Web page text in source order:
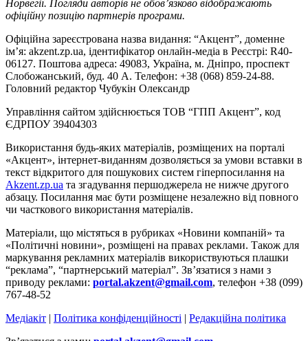
Норвегії. Погляди авторів не обов’язково відображають
офіційну позицію партнерів програми.
Офіційна зареєстрована назва видання: “Акцент”, доменне
ім’я: akzent.zp.ua, ідентифікатор онлайн-медіа в Реєстрі: R40-
06127. Поштова адреса: 49083, Україна, м. Дніпро, проспект
Слобожанський, буд. 40 А. Телефон: +38 (068) 859-24-88.
Головний редактор Чубукін Олександр
Управління сайтом здійснюється ТОВ “ГПП Акцент”, код
ЄДРПОУ 39404303
Використання будь-яких матеріалів, розміщених на порталі
«Акцент», інтернет-виданням дозволяється за умови вставки в
текст відкритого для пошукових систем гіперпосилання на
Akzent.zp.ua та згадування першоджерела не нижче другого
абзацу. Посилання має бути розміщене незалежно від повного
чи часткового використання матеріалів.
Матеріали, що містяться в рубриках «Новини компаній» та
«Політичні новини», розміщені на правах реклами. Також для
маркування рекламних матеріалів використвуються плашки
“реклама”, “партнерський матеріал”. Зв’язатися з нами з
приводу реклами: portal.akzent@gmail.com, телефон +38 (099)
767-48-52
Медіакіт | Політика конфіденційності | Редакційна політика